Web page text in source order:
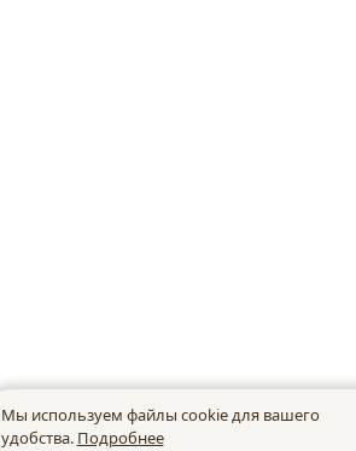
Мы используем файлы cookie для вашего
удобства. Подробнее